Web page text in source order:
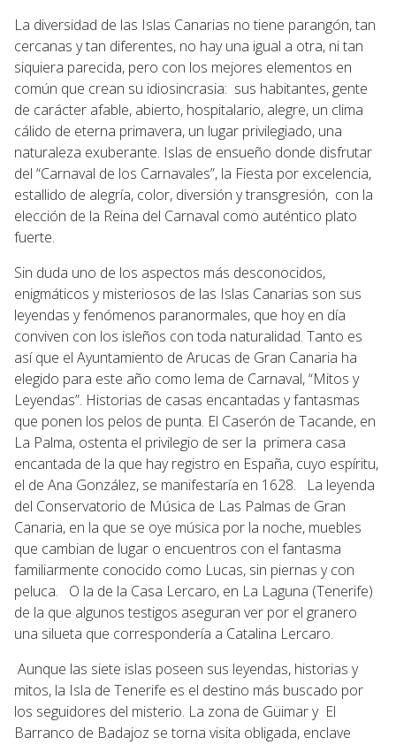
La diversidad de las Islas Canarias no tiene parangón, tan
cercanas y tan diferentes, no hay una igual a otra, ni tan
siquiera parecida, pero con los mejores elementos en
común que crean su idiosincrasia: sus habitantes, gente
de carácter afable, abierto, hospitalario, alegre, un clima
cálido de eterna primavera, un lugar privilegiado, una
naturaleza exuberante. Islas de ensueño donde disfrutar
del “Carnaval de los Carnavales”, la Fiesta por excelencia,
estallido de alegría, color, diversión y transgresión, con la
elección de la Reina del Carnaval como auténtico plato
fuerte.
Sin duda uno de los aspectos más desconocidos,
enigmáticos y misteriosos de las Islas Canarias son sus
leyendas y fenómenos paranormales, que hoy en día
conviven con los isleños con toda naturalidad. Tanto es
así que el Ayuntamiento de Arucas de Gran Canaria ha
elegido para este año como lema de Carnaval, “Mitos y
Leyendas”. Historias de casas encantadas y fantasmas
que ponen los pelos de punta. El Caserón de Tacande, en
La Palma, ostenta el privilegio de ser la primera casa
encantada de la que hay registro en España, cuyo espíritu,
el de Ana González, se manifestaría en 1628. La leyenda
del Conservatorio de Música de Las Palmas de Gran
Canaria, en la que se oye música por la noche, muebles
que cambian de lugar o encuentros con el fantasma
familiarmente conocido como Lucas, sin piernas y con
peluca. O la de la Casa Lercaro, en La Laguna (Tenerife)
de la que algunos testigos aseguran ver por el granero
una silueta que correspondería a Catalina Lercaro.
Aunque las siete islas poseen sus leyendas, historias y
mitos, la Isla de Tenerife es el destino más buscado por
los seguidores del misterio. La zona de Güimar y El
Barranco de Badajoz se torna visita obligada, enclave